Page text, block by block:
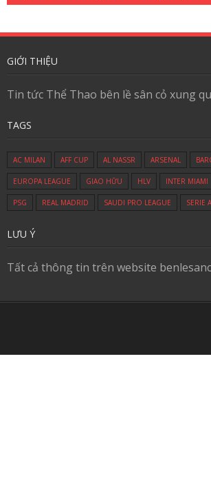
GIỚI THIỆU
Tin tức Thể Thao bên lề sân cỏ xung
TAGS
AC MILAN AFF CUP AL NASSR ARSENAL
EUROPA LEAGUE GIAO HỮU HLV INTER MIAMI
PSG REAL MADRID SAUDI PRO LEAGUE SERIE A
LƯU Ý
Tất cả thông tin trên website